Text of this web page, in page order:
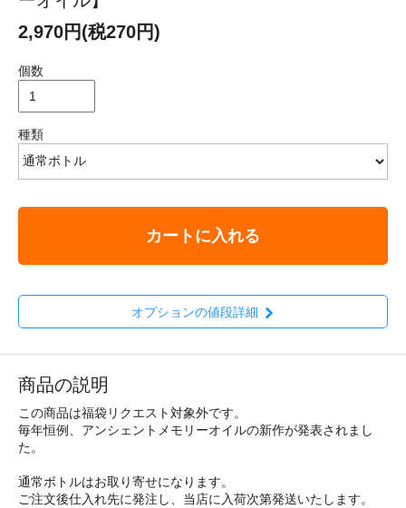
2,970円(税270円)
個数
種類
カートに入れる
オプションの値段詳細
商品の説明
この商品は福袋リクエスト対象外です。
毎年恒例、アンシェントメモリーオイルの新作が発表されまし
た。
通常ボトルはお取り寄せになります。
ご注文後仕入れ先に発注し、当店に入荷次第発送いたします。